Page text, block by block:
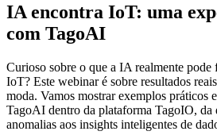
IA encontra IoT: uma
com TagoAI
Curioso sobre o que a IA realmente pode
IoT? Este webinar é sobre resultados
moda. Vamos mostrar exemplos práticos
TagoAI dentro da plataforma TagoIO, da
anomalias aos insights inteligentes de